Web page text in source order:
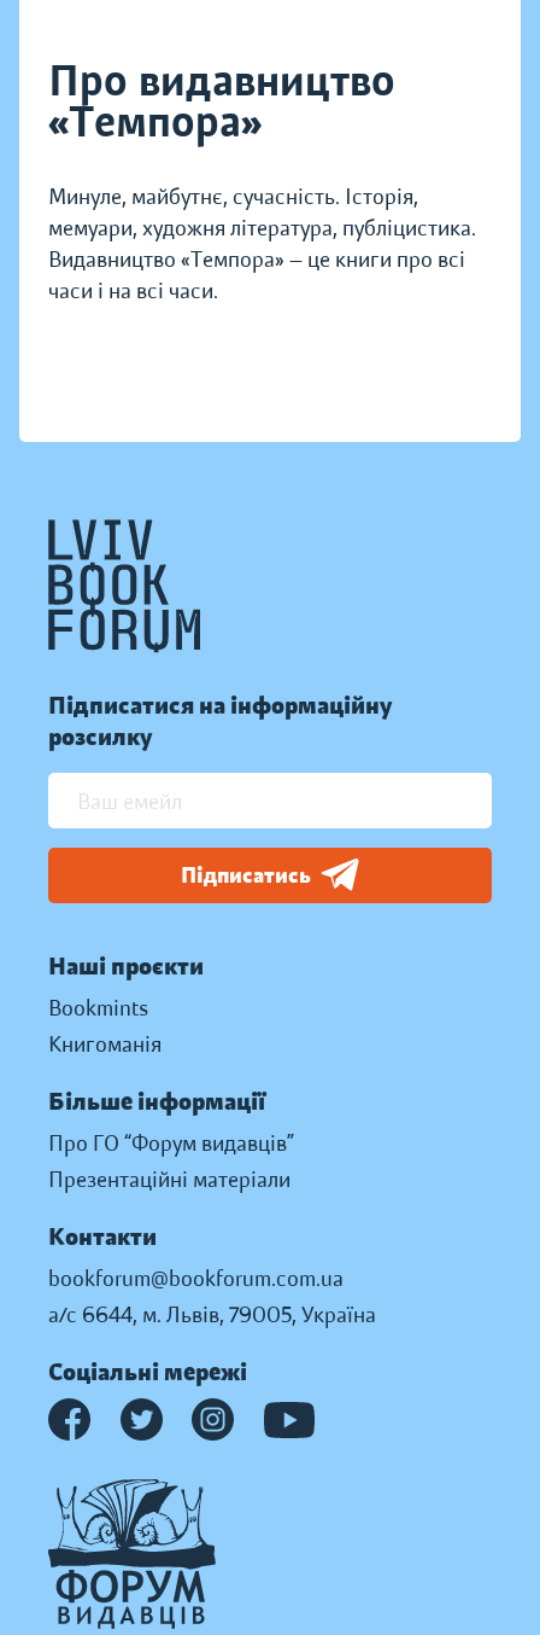
Про видавництво
«Темпора»
Минуле, майбутнє, сучасність. Історія,
мемуари, художня література, публіцистика.
Видавництво «Темпора» — це книги про всі
часи і на всі часи.
Підписатися на інформаційну
розсилку
Підписатись
Наші проєкти
Bookmints
Книгоманія
Більше інформації
Про ГО “Форум видавців”
Презентаційні матеріали
Контакти
bookforum@bookforum.com.ua
а/с 6644, м. Львів, 79005, Україна
Соціальні мережі